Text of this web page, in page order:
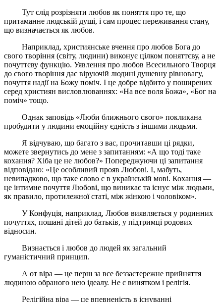
Тут слід розрізняти любов як поняття про те, що
притаманне людській душі, і сам процес переживання стану,
що визначається як любов.
Наприклад, християнське вчення про любов Бога до
свого творіння (світу, людини) виконує цілком поняттєву, а не
почуттєву функцію. Уявлення про любов Всесильного Творця
до свого творіння дає віруючій людині душевну рівновагу,
почуття надії на Божу поміч. І це добре відбито у поширених
серед християн висловлюваннях: «На все воля Божа», «Бог на
поміч» тощо.
Однак заповідь «Люби ближнього свого» покликана
пробудити у людини емоційну єдність з іншими людьми.
Я відчуваю, що багато з вас, прочитавши ці рядки,
можете звернутись до мене з запитанням: «А що тоді таке
кохання? Хіба це не любов?» Попереджуючи ці запитання
відповідаю: «Це особливий прояв Любові. І, мабуть,
невипадково, що таке слово є в українській мові. Кохання —
це інтимне почуття Любові, що виникає та існує між людьми,
як правило, протилежної статі, між жінкою і чоловіком».
У Конфуція, наприклад, Любов виявляється у родинних
почуттях, пошані дітей до батьків, у підтримці родових
відносин.
Визнається і любов до людей як загальний
гуманістичний принцип.
А от віра — це перш за все беззастережне прийняття
людиною обраного нею ідеалу. Не є винятком і релігія.
Релігійна віра — це впевненість в існуванні